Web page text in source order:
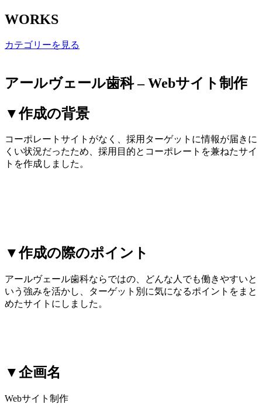
WORKS
カテゴリーを見る
アールヴェール歯科 – Webサイト制作
▼作成の背景
コーポレートサイトがなく、採用ターゲットに情報が届きに
くい状況だったため、採用目的とコーポレートを兼ねたサイ
トを作成しました。
▼作成の際のポイント
アールヴェール歯科ならではの、どんな人でも働きやすいと
いう強みを活かし、ターゲット別に気になるポイントをまと
めたサイトにしました。
▼企画名
Webサイト制作